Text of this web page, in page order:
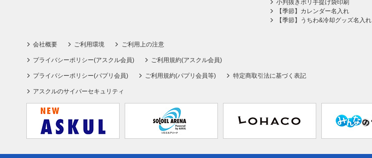
小判抜きポリ手提げ袋印刷
【季節】カレンダー名入れ
【季節】うちわ&冷却グッズ名入れ
会社概要 ご利用環境 ご利用上の注意
プライバシーポリシー(アスクル会員) ご利用規約(アスクル会員)
プライバシーポリシー(パプリ会員) ご利用規約(パプリ会員等) 特定商取引法に基づく表記
アスクルのサイバーセキュリティ